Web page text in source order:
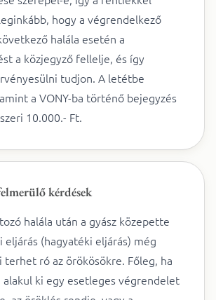
hogy a végrendelkező
halála esetén a
a közjegyző fellelje, és így
tudjon. A letétbe
a VONY-ba történő bejegyzés
10.000.- Ft.
kérdések
halála után a gyász közepette
eljárás (hagyatéki eljárás) még
terhet ró az örökösökre. Főleg, ha
ki egy esetleges végrendelet